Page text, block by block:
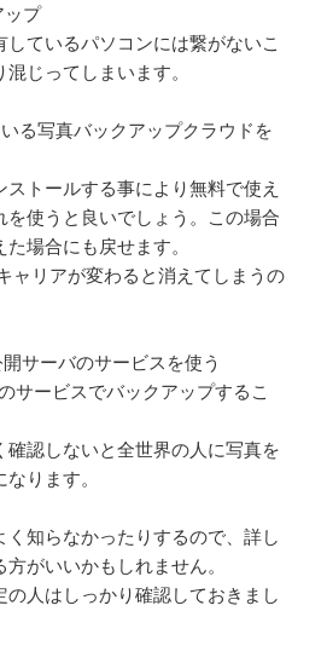
ップ
ているパソコンには繋がないこ
じってしまいます。
る写真バックアップクラウドを
トールする事により無料で使え
を使うと良いでしょう。この場合
場合にも戻せます。
リアが変わると消えてしまうの
サーバのサービスを使う
ービスでバックアップするこ
認しないと全世界の人に写真を
ります。
知らなかったりするので、詳し
がいいかもしれません。
人はしっかり確認しておきまし